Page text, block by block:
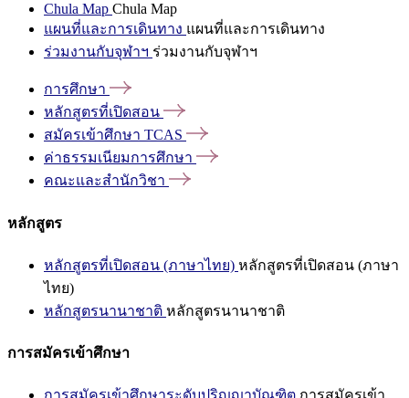
Chula Map Chula Map
แผนที่และการเดินทาง แผนที่และการเดินทาง
ร่วมงานกับจุฬาฯ ร่วมงานกับจุฬาฯ
การศึกษา
หลักสูตรที่เปิดสอน
สมัครเข้าศึกษา TCAS
ค่าธรรมเนียมการศึกษา
คณะและสำนักวิชา
หลักสูตร
หลักสูตรที่เปิดสอน (ภาษาไทย) หลักสูตรที่เปิดสอน (ภาษา
ไทย)
หลักสูตรนานาชาติ หลักสูตรนานาชาติ
การสมัครเข้าศึกษา